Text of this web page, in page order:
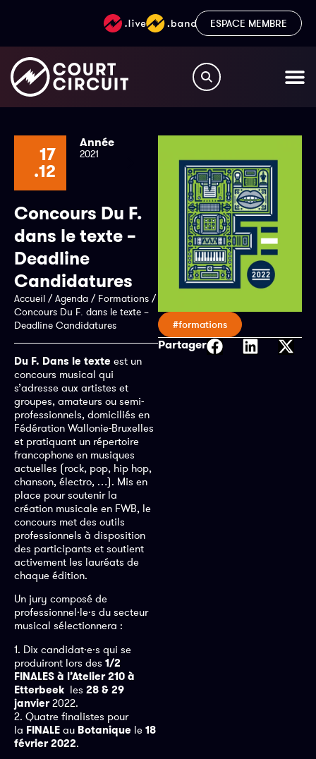
ESPACE MEMBRE
17
.12
Année
2021
Concours Du F.
dans le texte –
Deadline
Candidatures
Accueil /Agenda / Formations /
Concours Du F. dans le texte –
Deadline Candidatures
Du F. Dans le texte est un
concours musical qui
s’adresse aux artistes et
groupes, amateurs ou semi-
professionnels, domiciliés en
Fédération Wallonie-Bruxelles
et pratiquant un répertoire
francophone en musiques
actuelles (rock, pop, hip hop,
chanson, électro, …). Mis en
place pour soutenir la
création musicale en FWB, le
concours met des outils
professionnels à disposition
des participants et soutient
activement les lauréats de
chaque édition.
Un jury composé de
professionnel·le·s du secteur
musical sélectionnera :
1. Dix candidat·e·s qui se
produiront lors des 1/2
FINALES à l’Atelier 210 à
Etterbeek les 28 & 29
janvier2022.
2. Quatre finalistes pour
la FINALE au Botanique le 18
février 2022.
#formations
Partager